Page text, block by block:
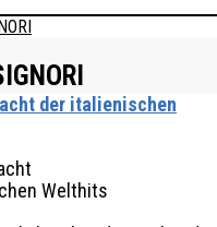
der italienischen
Welthits